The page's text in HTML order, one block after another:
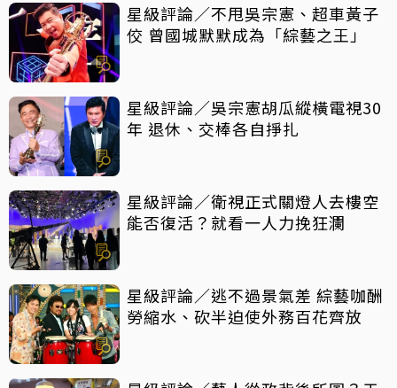
星級評論／不甩吳宗憲、超車黃子
佼 曾國城默默成為「綜藝之王」
星級評論／吳宗憲胡瓜縱橫電視30
年 退休、交棒各自掙扎
星級評論／衛視正式關燈人去樓空
能否復活？就看一人力挽狂瀾
星級評論／逃不過景氣差 綜藝咖酬
勞縮水、砍半迫使外務百花齊放